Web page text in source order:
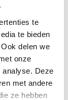
te
te bieden
delen we
onze
analyse. Deze
met andere
ze hebben